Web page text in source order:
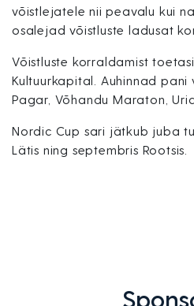
võistlejatele nii peavalu kui
osalejad võistluste ladusat
Võistluste korraldamist
Kultuurkapital. Auhinnad pani
Pagar, Võhandu Maraton,
Nordic Cup sari jätkub juba
Lätis ning septembris Rootsis.